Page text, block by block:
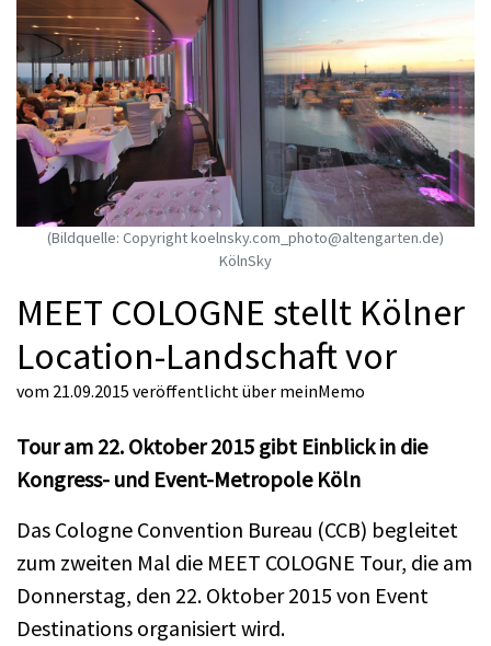
(Bildquelle: Copyright koelnsky.com_photo@altengarten.de)
KölnSky
MEET COLOGNE stellt Kölner
Location-Landschaft vor
vom 21.09.2015 veröffentlicht über meinMemo
Tour am 22. Oktober 2015 gibt Einblick in die
Kongress- und Event-Metropole Köln
Das Cologne Convention Bureau (CCB) begleitet
zum zweiten Mal die MEET COLOGNE Tour, die am
Donnerstag, den 22. Oktober 2015 von Event
Destinations organisiert wird.